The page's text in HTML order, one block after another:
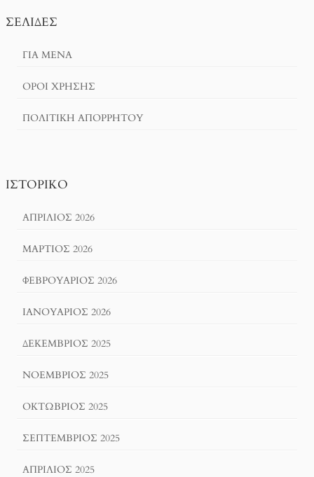
ΣΕΛΊΔΕΣ
ΓΙΑ ΜΕΝΑ
ΌΡΟΙ ΧΡΗΣΗΣ
ΠΟΛΙΤΙΚΉ ΑΠΟΡΡΉΤΟΥ
ΙΣΤΟΡΙΚΌ
ΑΠΡΊΛΙΟΣ 2026
ΜΆΡΤΙΟΣ 2026
ΦΕΒΡΟΥΆΡΙΟΣ 2026
ΙΑΝΟΥΆΡΙΟΣ 2026
ΔΕΚΈΜΒΡΙΟΣ 2025
ΝΟΈΜΒΡΙΟΣ 2025
ΟΚΤΏΒΡΙΟΣ 2025
ΣΕΠΤΈΜΒΡΙΟΣ 2025
ΑΠΡΊΛΙΟΣ 2025